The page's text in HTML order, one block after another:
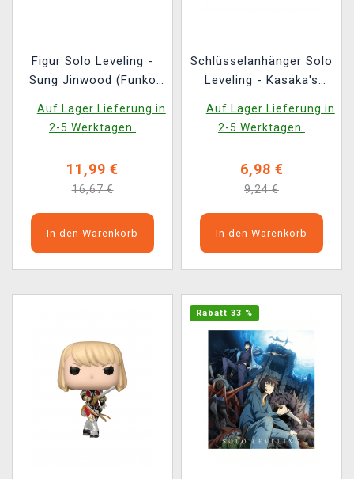
Figur Solo Leveling -
Sung Jinwood (Funko
Auf Lager Lieferung in
2-5 Werktagen.
11,99 €
16,67 €
In den Warenkorb
Schlüsselanhänger Solo
Leveling - Kasaka's
Auf Lager Lieferung in
2-5 Werktagen.
6,98 €
9,24 €
In den Warenkorb
Rabatt 33 %